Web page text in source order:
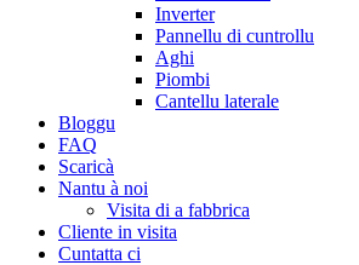
Inverter
Pannellu di cuntrollu
Aghi
Piombi
Cantellu laterale
Bloggu
FAQ
Scaricà
Nantu à noi
Visita di a fabbrica
Cliente in visita
Cuntatta ci